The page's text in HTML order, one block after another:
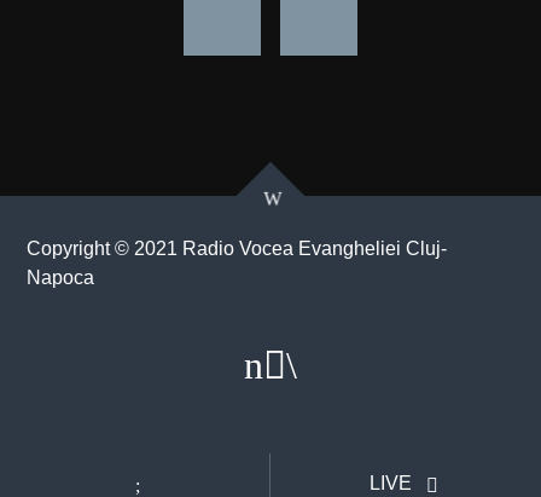
LIVE
Copyright © 2021 Radio Vocea Evangheliei Cluj-
Napoca